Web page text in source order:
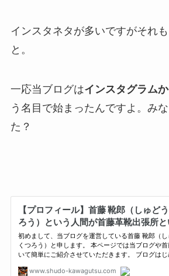
インスタネタが多いですがそれ
と。
一応当ブログはインスタグラム
う名目で始まったんですよ。み
た？